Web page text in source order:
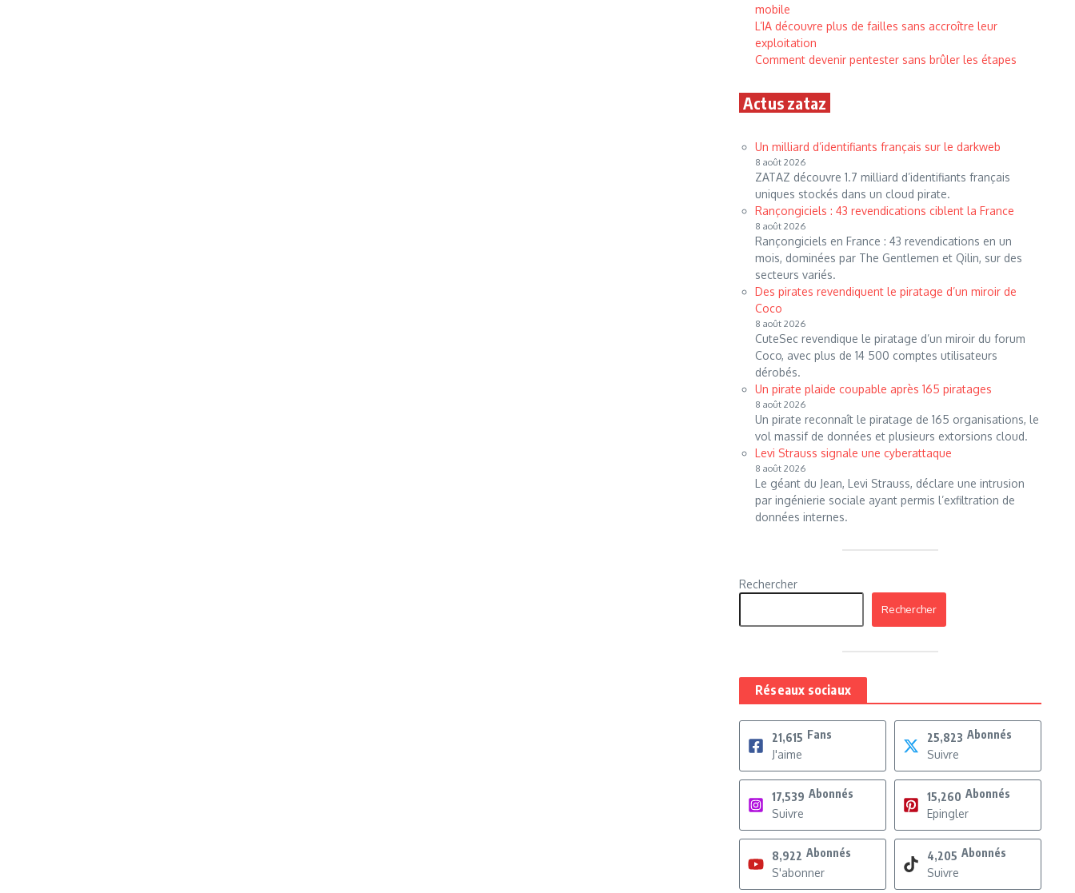
mobile
L’IA découvre plus de failles sans accroître leur
exploitation
Comment devenir pentester sans brûler les étapes
Actus zataz
Un milliard d’identifiants français sur le darkweb
8 août 2026
ZATAZ découvre 1.7 milliard d’identifiants français
uniques stockés dans un cloud pirate.
Rançongiciels : 43 revendications ciblent la France
8 août 2026
Rançongiciels en France : 43 revendications en un
mois, dominées par The Gentlemen et Qilin, sur des
secteurs variés.
Des pirates revendiquent le piratage d’un miroir de
Coco
8 août 2026
CuteSec revendique le piratage d’un miroir du forum
Coco, avec plus de 14 500 comptes utilisateurs
dérobés.
Un pirate plaide coupable après 165 piratages
8 août 2026
Un pirate reconnaît le piratage de 165 organisations, le
vol massif de données et plusieurs extorsions cloud.
Levi Strauss signale une cyberattaque
8 août 2026
Le géant du Jean, Levi Strauss, déclare une intrusion
par ingénierie sociale ayant permis l’exfiltration de
données internes.
Rechercher
Rechercher
Réseaux sociaux
21,615 Fans
J'aime
25,823 Abonnés
Suivre
17,539 Abonnés
Suivre
15,260 Abonnés
Epingler
8,922 Abonnés
S'abonner
4,205 Abonnés
Suivre